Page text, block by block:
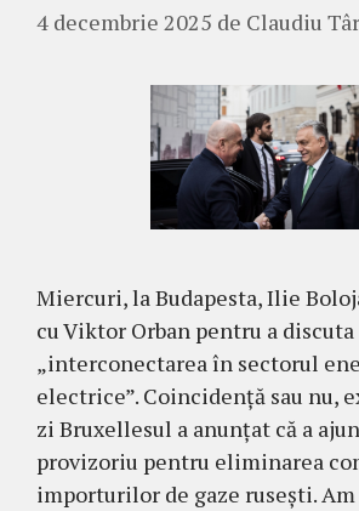
4 decembrie 2025 de Claudiu
Miercuri, la Budapesta, Ilie
cu Viktor Orban pentru a discuta
„interconectarea în sectorul
electrice”. Coincidență sau nu,
zi Bruxellesul a anunțat că a
provizoriu pentru eliminarea
importurilor de gaze rusești.